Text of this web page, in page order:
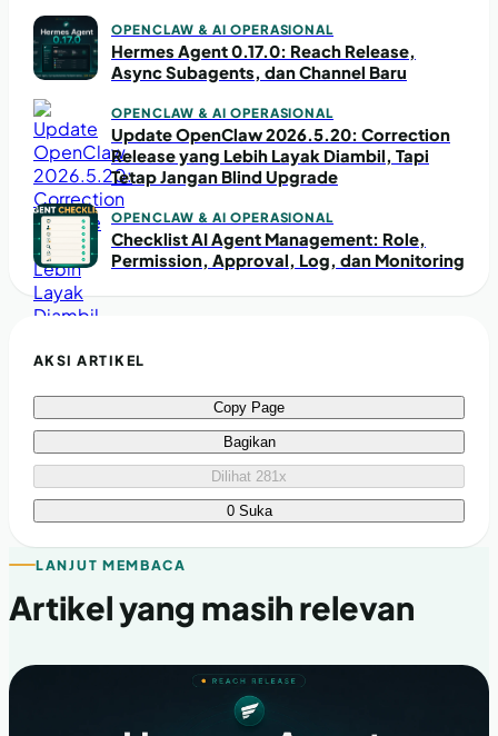
OPENCLAW & AI OPERASIONAL
Hermes Agent 0.17.0: Reach Release,
Async Subagents, dan Channel Baru
OPENCLAW & AI OPERASIONAL
Update OpenClaw 2026.5.20: Correction
Release yang Lebih Layak Diambil, Tapi
Tetap Jangan Blind Upgrade
OPENCLAW & AI OPERASIONAL
Checklist AI Agent Management: Role,
Permission, Approval, Log, dan Monitoring
AKSI ARTIKEL
Copy Page
Bagikan
Dilihat 281x
0 Suka
LANJUT MEMBACA
Artikel yang masih relevan